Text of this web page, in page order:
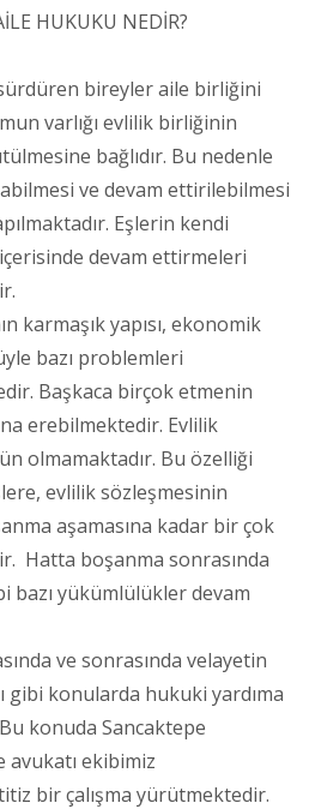
HUKUKU NEDİR?
bireyler aile birliğini
varlığı evlilik birliğinin
bağlıdır. Bu nedenle
ve devam ettirilebilmesi
Eşlerin kendi
devam ettirmeleri
karmaşık yapısı, ekonomik
bazı problemleri
Başkaca birçok etmenin
erebilmektedir. Evlilik
olmamaktadır. Bu özelliği
evlilik sözleşmesinin
aşamasına kadar bir çok
Hatta boşanma sonrasında
bazı yükümlülükler devam
ve sonrasında velayetin
gibi konularda hukuki yardıma
konuda Sancaktepe
avukatı ekibimiz
bir çalışma yürütmektedir.